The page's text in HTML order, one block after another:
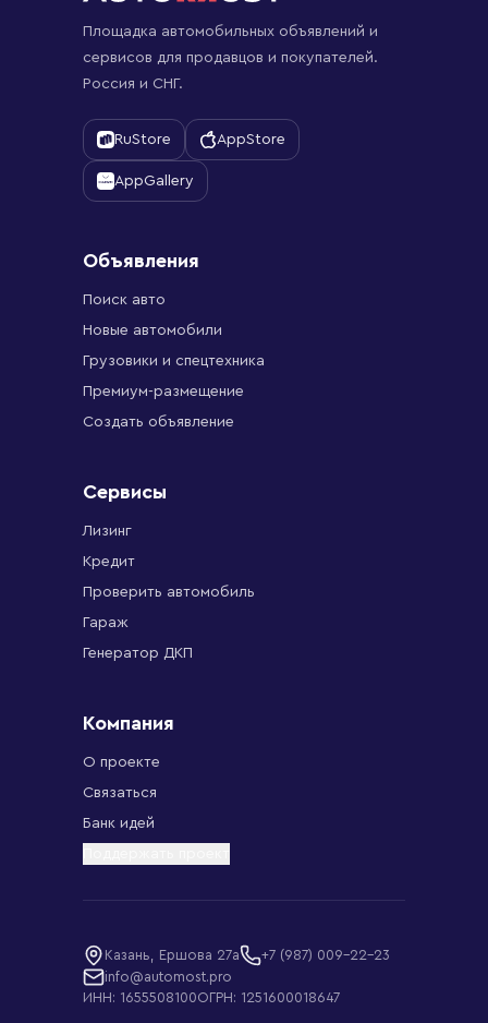
Площадка автомобильных объявлений и
сервисов для продавцов и покупателей.
Россия и СНГ.
RuStore AppStore
AppGallery
Объявления
Поиск авто
Новые автомобили
Грузовики и спецтехника
Премиум-размещение
Создать объявление
Сервисы
Лизинг
Кредит
Проверить автомобиль
Гараж
Генератор ДКП
Компания
О проекте
Связаться
Банк идей
Казань, Ершова 27а
+7 (987) 009-22-23
info@automost.pro
ИНН: 1655508100ОГРН: 1251600018647